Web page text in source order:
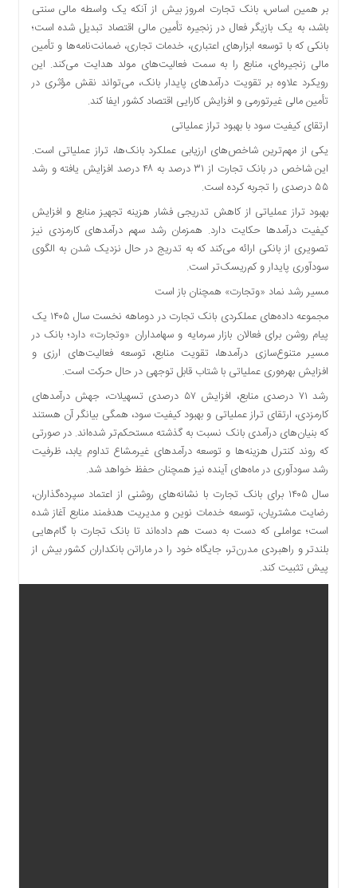
بر همین اساس، بانک تجارت امروز بیش از آنکه یک واسطه مالی سنتی
باشد، به یک بازیگر فعال در زنجیره تأمین مالی اقتصاد تبدیل شده است؛
بانکی که با توسعه ابزارهای اعتباری، خدمات تجاری، ضمانت‌نامه‌ها و تأمین
مالی زنجیره‌ای، منابع را به سمت فعالیت‌های مولد هدایت می‌کند. این
رویکرد علاوه بر تقویت درآمدهای پایدار بانک، می‌تواند نقش مؤثری در
تأمین مالی غیرتورمی و افزایش کارایی اقتصاد کشور ایفا کند.
ارتقای کیفیت سود با بهبود تراز عملیاتی
یکی از مهم‌ترین شاخص‌های ارزیابی عملکرد بانک‌ها، تراز عملیاتی است.
این شاخص در بانک تجارت از ۳۱ درصد به ۴۸ درصد افزایش یافته و رشد
۵۵ درصدی را تجربه کرده است.
بهبود تراز عملیاتی از کاهش تدریجی فشار هزینه تجهیز منابع و افزایش
کیفیت درآمدها حکایت دارد. همزمان رشد سهم درآمدهای کارمزدی نیز
تصویری از بانکی ارائه می‌کند که به تدریج در حال نزدیک شدن به الگوی
سودآوری پایدار و کم‌ریسک‌تر است.
مسیر رشد نماد «وتجارت» همچنان باز است
مجموعه داده‌های عملکردی بانک تجارت در دوماهه نخست سال ۱۴۰۵ یک
پیام روشن برای فعالان بازار سرمایه و سهامداران «وتجارت» دارد؛ بانک در
مسیر متنوع‌سازی درآمدها، تقویت منابع، توسعه فعالیت‌های ارزی و
افزایش بهره‌وری عملیاتی با شتاب قابل توجهی در حال حرکت است.
رشد ۷۱ درصدی منابع، افزایش ۵۷ درصدی تسهیلات، جهش درآمدهای
کارمزدی، ارتقای تراز عملیاتی و بهبود کیفیت سود، همگی بیانگر آن هستند
که بنیان‌های درآمدی بانک نسبت به گذشته مستحکم‌تر شده‌اند. در صورتی
که روند کنترل هزینه‌ها و توسعه درآمدهای غیرمشاع تداوم یابد، ظرفیت
رشد سودآوری در ماه‌های آینده نیز همچنان حفظ خواهد شد.
سال ۱۴۰۵ برای بانک تجارت با نشانه‌های روشنی از اعتماد سپرده‌گذاران،
رضایت مشتریان، توسعه خدمات نوین و مدیریت هدفمند منابع آغاز شده
است؛ عواملی که دست به دست هم داده‌اند تا بانک تجارت با گام‌هایی
بلندتر و راهبردی مدرن‌تر، جایگاه خود را در ماراتن بانکداران کشور بیش از
پیش تثبیت کند.